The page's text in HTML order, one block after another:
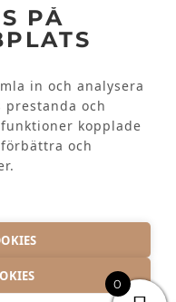
PÅ
in och analysera
och
kopplade
och
industritvätt och
därför
snabbt och
0